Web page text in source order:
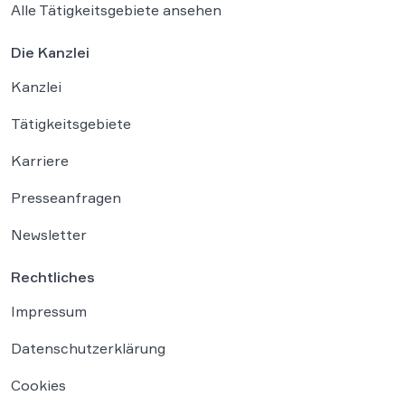
Alle Tätigkeitsgebiete ansehen
Die Kanzlei
Kanzlei
Tätigkeitsgebiete
Karriere
Presseanfragen
Newsletter
Rechtliches
Impressum
Datenschutzerklärung
Cookies